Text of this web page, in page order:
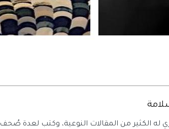
الكثير من المقالات النوعية، وكتب لعدة صُحف